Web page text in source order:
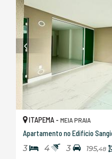
ITAPEMA - MEIA PRAIA
Apartamento no Edifício
3 4 3 195,48